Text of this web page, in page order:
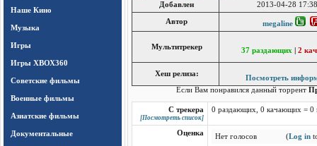
Наше Кино
Музыка
Игры
Игры ХВОХ360
Cоветские фильмы
Военные фильмы
Азиатские фильмы
Документальные
Добавлен
2013-04-28
Автор megaline
Мультитрекер 37 раздающих 2
Хеш релиза:
Посмотреть
Если Вам понравился данный торрент
С трекера
[Посмотреть список]
0 раздающих, 0 качающих = 0
Оценка Нет голосов (Log in